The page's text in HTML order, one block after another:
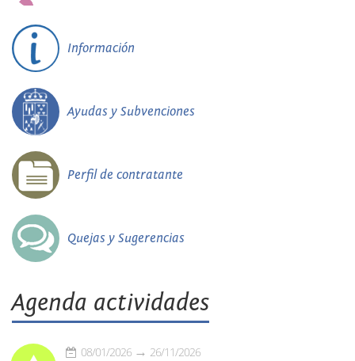
Información
Ayudas y Subvenciones
Perfil de contratante
Quejas y Sugerencias
Agenda actividades
08/01/2026 26/11/2026